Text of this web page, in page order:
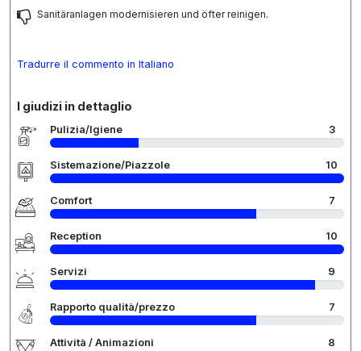
Sanitäranlagen modernisieren und öfter reinigen.
Tradurre il commento in Italiano
I giudizi in dettaglio
Pulizia/Igiene 3
Sistemazione/Piazzole 10
Comfort 7
Reception 10
Servizi 9
Rapporto qualità/prezzo 7
Attività / Animazioni 8